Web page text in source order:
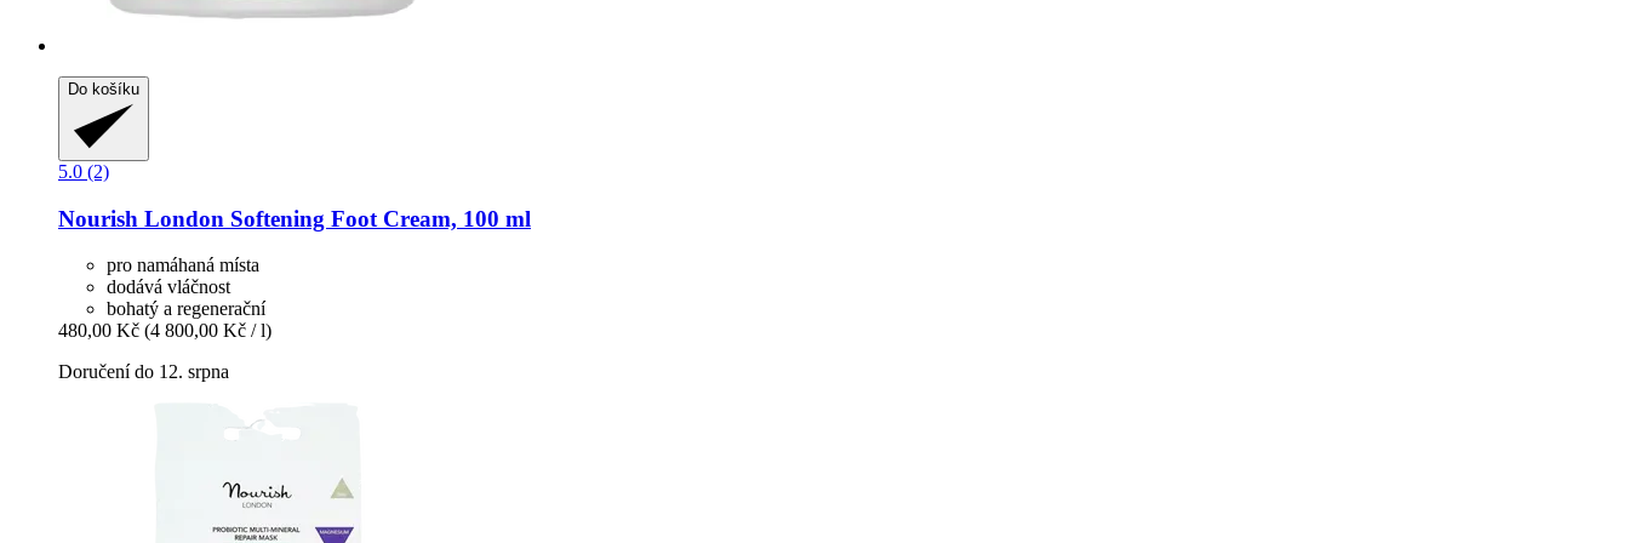
Do košíku
5.0 (2)
Nourish London Softening Foot Cream, 100 ml
pro namáhaná místa
dodává vláčnost
bohatý a regenerační
480,00 Kč (4 800,00 Kč / l)
Doručení do 12. srpna